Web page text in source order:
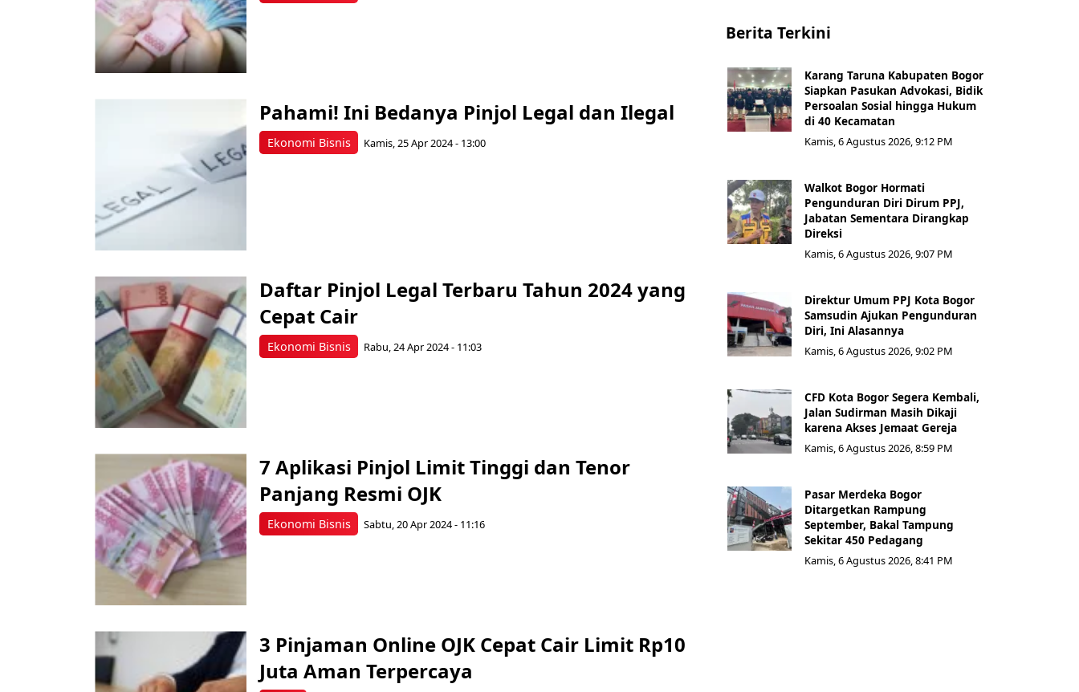
Ekonomi Bisnis
Pahami! Ini Bedanya Pinjol Legal dan Ilegal
Kamis, 25 Apr 2024 - 13:00
Ekonomi Bisnis
Daftar Pinjol Legal Terbaru Tahun 2024 yang
Cepat Cair
Rabu, 24 Apr 2024 - 11:03
Ekonomi Bisnis
7 Aplikasi Pinjol Limit Tinggi dan Tenor
Panjang Resmi OJK
Sabtu, 20 Apr 2024 - 11:16
3 Pinjaman Online OJK Cepat Cair Limit Rp10
Juta Aman Terpercaya
Berita Terkini
Karang Taruna Kabupaten Bogor
Siapkan Pasukan Advokasi, Bidik
Persoalan Sosial hingga Hukum
di 40 Kecamatan
Kamis, 6 Agustus 2026, 9:12 PM
Walkot Bogor Hormati
Pengunduran Diri Dirum PPJ,
Jabatan Sementara Dirangkap
Direksi
Kamis, 6 Agustus 2026, 9:07 PM
Direktur Umum PPJ Kota Bogor
Samsudin Ajukan Pengunduran
Diri, Ini Alasannya
Kamis, 6 Agustus 2026, 9:02 PM
CFD Kota Bogor Segera Kembali,
Jalan Sudirman Masih Dikaji
karena Akses Jemaat Gereja
Kamis, 6 Agustus 2026, 8:59 PM
Pasar Merdeka Bogor
Ditargetkan Rampung
September, Bakal Tampung
Sekitar 450 Pedagang
Kamis, 6 Agustus 2026, 8:41 PM